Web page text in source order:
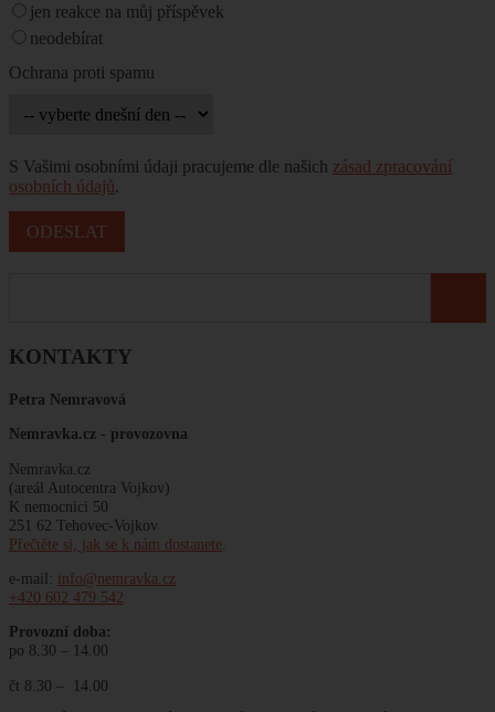
KONTAKTY
Petra Nemravová
Nemravka.cz - provozovna
Nemravka.cz
(areál Autocentra Vojkov)
K nemocnici 50
251 62 Tehovec-Vojkov
Přečtěte si, jak se k nám dostanete
e-mail: info@nemravka.cz
+420 602 479 542
Provozní doba:
po 8.30 – 14.00
čt 8.30 – 14.00
jen reakce na můj příspěvek
neodebírat
Ochrana proti spamu
S Vašimi osobními údaji pracujeme dle našich zásad zpracování
osobních údajů.